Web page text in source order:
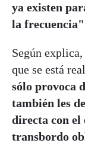
ya existen
la
Según
que se está
sólo provoca
también les
directa con el
transbordo